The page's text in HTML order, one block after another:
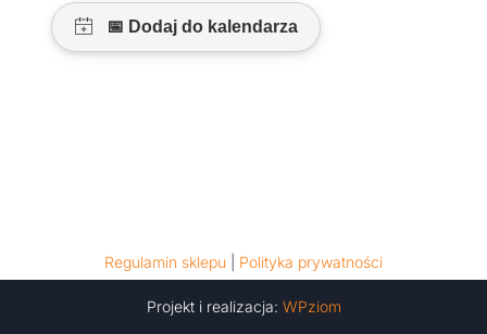
Regulamin sklepu Polityka prywatności
Projekt i realizacja: WPziom